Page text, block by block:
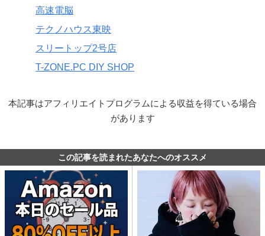
高速電脳
テクノハウス東映
スリートップ2号店
T-ZONE.PC DIY SHOP
本記事はアフィリエイトプログラムによる収益を得ている場合
があります
この記事を読まれたあなたへのオススメ